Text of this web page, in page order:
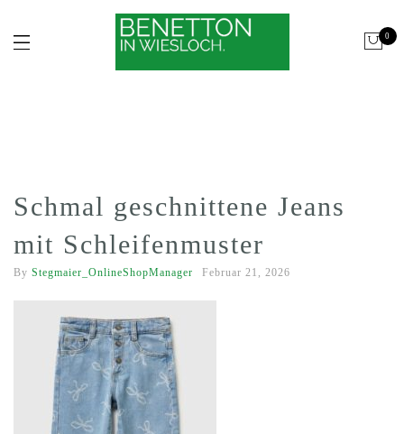
0
Schmal geschnittene Jeans
mit Schleifenmuster
By Stegmaier_OnlineShopManager Februar 21, 2026